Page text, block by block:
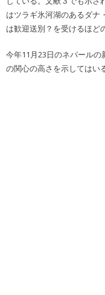
はツラギ氷河湖のあるダナ
は歓迎送別？を受けるほど
今年11月23日のネパール
の関心の高さを示してはい